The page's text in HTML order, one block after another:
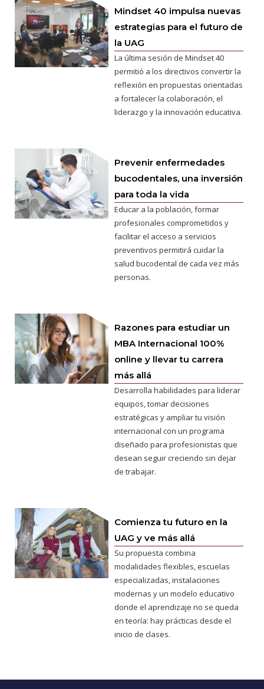
Mindset 40 impulsa nuevas
estrategias para el futuro de
la UAG
La última sesión de Mindset 40
permitió a los directivos convertir la
reflexión en propuestas orientadas
a fortalecer la colaboración, el
liderazgo y la innovación educativa.
Prevenir enfermedades
bucodentales, una inversión
para toda la vida
Educar a la población, formar
profesionales comprometidos y
facilitar el acceso a servicios
preventivos permitirá cuidar la
salud bucodental de cada vez más
personas.
Razones para estudiar un
MBA Internacional 100%
online y llevar tu carrera
más allá
Desarrolla habilidades para liderar
equipos, tomar decisiones
estratégicas y ampliar tu visión
internacional con un programa
diseñado para profesionistas que
desean seguir creciendo sin dejar
de trabajar.
Comienza tu futuro en la
UAG y ve más allá
Su propuesta combina
modalidades flexibles, escuelas
especializadas, instalaciones
modernas y un modelo educativo
donde el aprendizaje no se queda
en teoría: hay prácticas desde el
inicio de clases.